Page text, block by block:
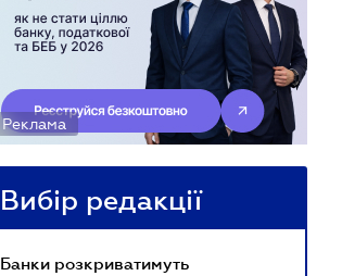
Реклама
Вибір редакції
Банки розкриватимуть